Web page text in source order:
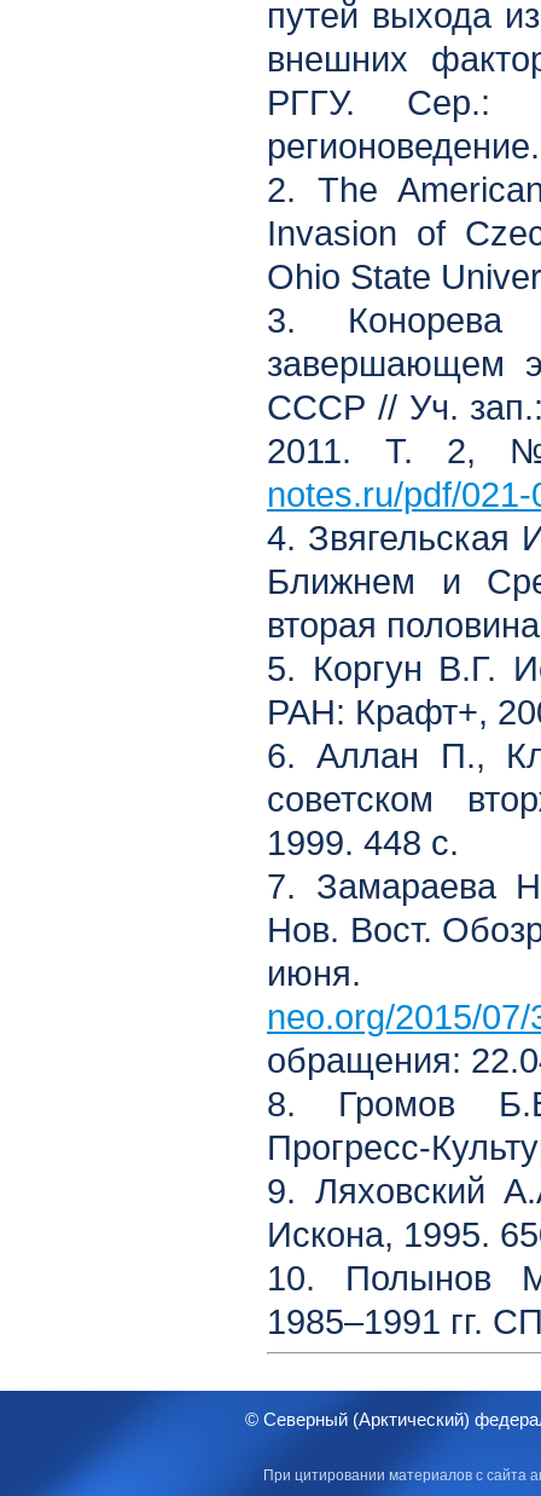
путей выхода
внешних
РГГУ. Сер.:
2. The
Invasion of
Ohio State
3.
завершающем
СССР // Уч. зап.:
2011. Т. 2,
notes.ru/pdf/021-
4. Звягельская
Ближнем и
вторая
5. Коргун В.Г.
РАН: Крафт+,
6. Аллан П.,
советском
1999. 448 с.
7. Замараева
Нов. Вост.
neo.org/2015/
обращения:
8. Громов
Прогресс-
9. Ляховский
Искона, 1995.
10. Полынов
1985–1991 гг.
© Северный (Арктический)
При цитировании материалов с сайта